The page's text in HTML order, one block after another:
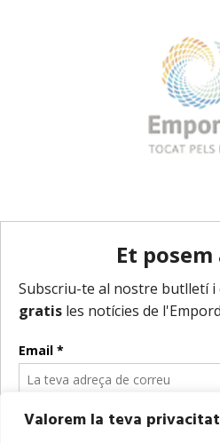
Valorem la teva privacitat